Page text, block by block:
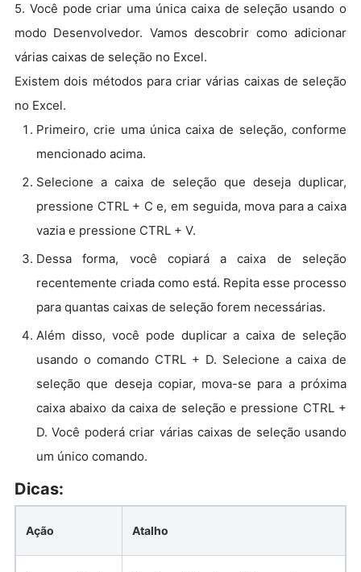
5. Você pode criar uma única caixa de seleção usando o
modo Desenvolvedor. Vamos descobrir como adicionar
várias caixas de seleção no Excel.
Existem dois métodos para criar várias caixas de seleção
no Excel.
Primeiro, crie uma única caixa de seleção, conforme
mencionado acima.
Selecione a caixa de seleção que deseja duplicar,
pressione CTRL + C e, em seguida, mova para a caixa
vazia e pressione CTRL + V.
Dessa forma, você copiará a caixa de seleção
recentemente criada como está. Repita esse processo
para quantas caixas de seleção forem necessárias.
Além disso, você pode duplicar a caixa de seleção
usando o comando CTRL + D. Selecione a caixa de
seleção que deseja copiar, mova-se para a próxima
caixa abaixo da caixa de seleção e pressione CTRL +
D. Você poderá criar várias caixas de seleção usando
um único comando.
Dicas:
Ação Atalho